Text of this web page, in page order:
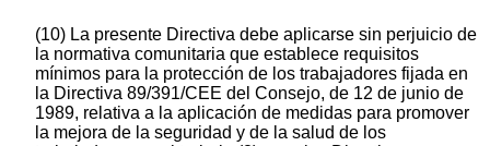
(10) La presente Directiva debe aplicarse sin perjuicio de
la normativa comunitaria que establece requisitos
mínimos para la protección de los trabajadores fijada en
la Directiva 89/391/CEE del Consejo, de 12 de junio de
1989, relativa a la aplicación de medidas para promover
la mejora de la seguridad y de la salud de los